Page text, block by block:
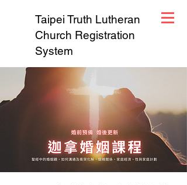
Taipei Truth Lutheran
Church Registration
System